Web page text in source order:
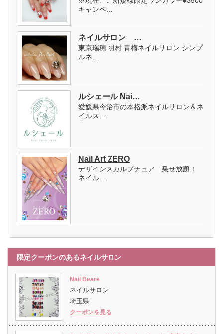
キャンペ…
ネイルサロン …
東京瑞穂 羽村 青梅ネイルサロン シンプ
ルネ…
ルシェール Nai…
愛媛県今治市の本格派ネイルサロン＆ネ
イルス…
Nail Art ZERO
デザインスカルプチュア 乗せ放題！
ネイル…
限定クーポンのあるネイルサロン
Nail Beare
ネイルサロン
埼玉県
クーポンを見る